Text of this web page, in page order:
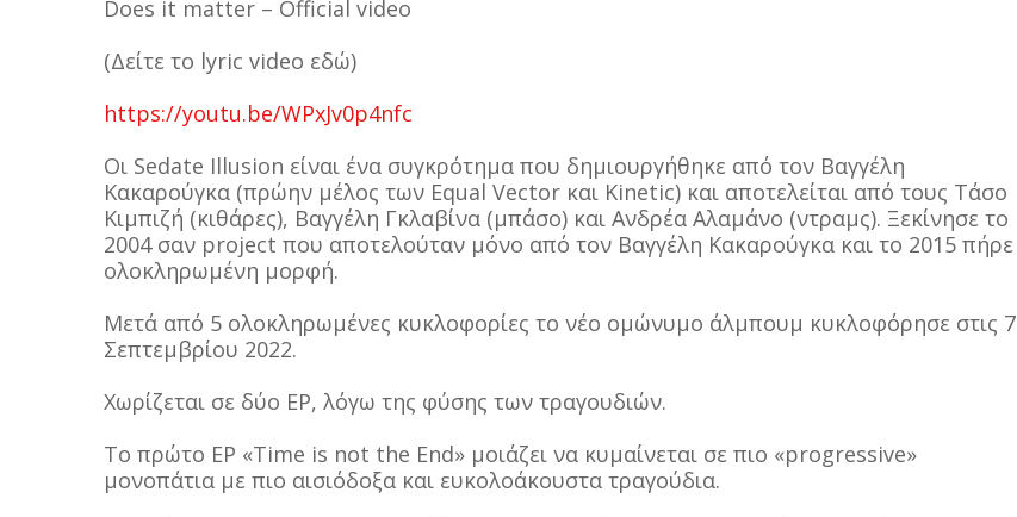
Does it matter – Official video
(Δείτε το lyric video εδώ)
https://youtu.be/WPxJv0p4nfc
Οι Sedate Illusion είναι ένα συγκρότημα που δημιουργήθηκε από τον Βαγγέλη
Κακαρούγκα (πρώην μέλος των Equal Vector και Kinetic) και αποτελείται από τους Τάσο
Κιμπιζή (κιθάρες), Βαγγέλη Γκλαβίνα (μπάσο) και Ανδρέα Αλαμάνο (ντραμς). Ξεκίνησε το
2004 σαν project που αποτελούταν μόνο από τον Βαγγέλη Κακαρούγκα και το 2015 πήρε
ολοκληρωμένη μορφή.
Μετά από 5 ολοκληρωμένες κυκλοφορίες το νέο ομώνυμο άλμπουμ κυκλοφόρησε στις 7
Σεπτεμβρίου 2022.
Χωρίζεται σε δύο EP, λόγω της φύσης των τραγουδιών.
Το πρώτο EP «Time is not the End» μοιάζει να κυμαίνεται σε πιο «progressive»
μονοπάτια με πιο αισιόδοξα και ευκολοάκουστα τραγούδια.